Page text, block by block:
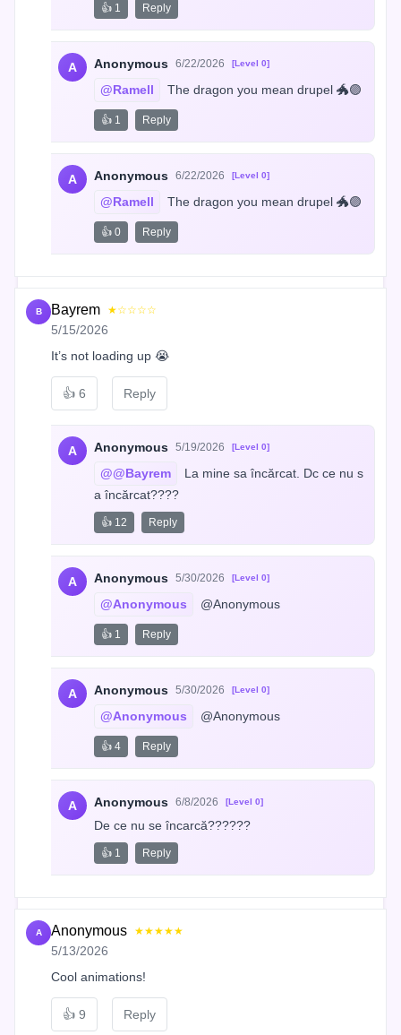
👍 1 Reply
A Anonymous 6/22/2026 [Level 0]
@Ramell The dragon you mean drupel 🐲🟣
👍 1 Reply
A Anonymous 6/22/2026 [Level 0]
@Ramell The dragon you mean drupel 🐲🟣
👍 0 Reply
B Bayrem ★☆☆☆☆
5/15/2026
It’s not loading up 😭
👍 6 Reply
A Anonymous 5/19/2026 [Level 0]
@@Bayrem
La mine sa încărcat. Dc ce nu s
a încărcat????
👍 12 Reply
A Anonymous 5/30/2026 [Level 0]
@Anonymous @Anonymous
👍 1 Reply
A Anonymous 5/30/2026 [Level 0]
@Anonymous @Anonymous
👍 4 Reply
A Anonymous 6/8/2026 [Level 0]
De ce nu se încarcă??????
👍 1 Reply
A Anonymous ★★★★★
5/13/2026
Cool animations!
👍 9 Reply